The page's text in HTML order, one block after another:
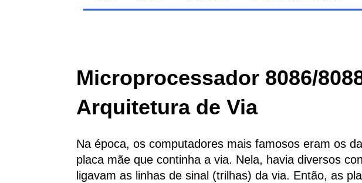
Microprocessador 8086/
Arquitetura de Via
Na época, os computadores mais famosos eram os
placa mãe que continha a via. Nela, havia diversos
ligavam as linhas de sinal (trilhas) da via. Então, as